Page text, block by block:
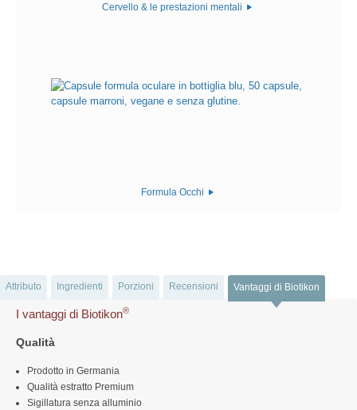
Cervello & le prestazioni mentali
Formula Occhi
Attributo Ingredienti Porzioni Recensioni Vantaggi di Biotikon
I vantaggi di Biotikon®
Qualità
Prodotto in Germania
Qualità estratto Premium
Sigillatura senza alluminio